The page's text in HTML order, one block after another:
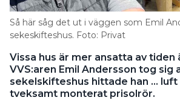
Så här såg det ut i väggen som Emil
sekeskifteshus. Foto: Privat
Vissa hus är mer ansatta av tiden
VVS:aren Emil Andersson tog sig
sekelskifteshus hittade han …
tveksamt monterat prisolrör.